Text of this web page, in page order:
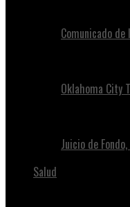
Comunicado de
Oklahoma City
Juicio de
Salud